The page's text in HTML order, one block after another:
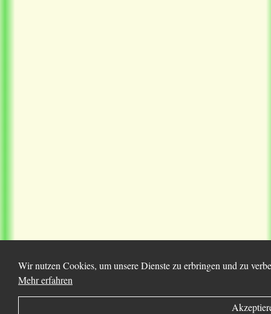
Wir nutzen Cookies, um unsere Dienste zu erbringen und zu
Mehr erfahren